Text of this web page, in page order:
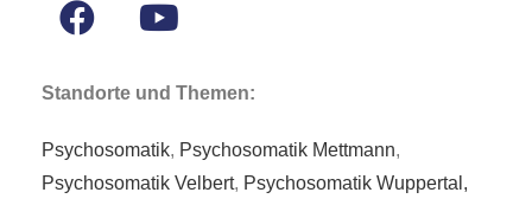
Standorte und Themen:
Psychosomatik, Psychosomatik Mettmann,
Psychosomatik Velbert, Psychosomatik Wuppertal,